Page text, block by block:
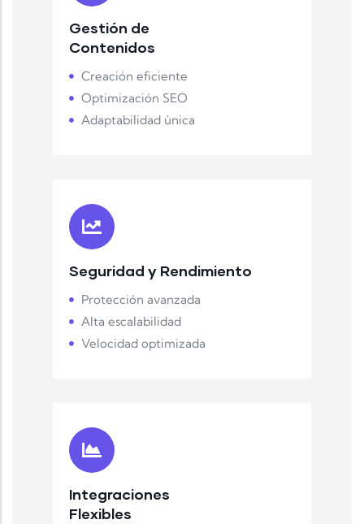
Gestión de
Contenidos
Creación eficiente
Optimización SEO
Adaptabilidad única
Seguridad y Rendimiento
Protección avanzada
Alta escalabilidad
Velocidad optimizada
Integraciones
Flexibles